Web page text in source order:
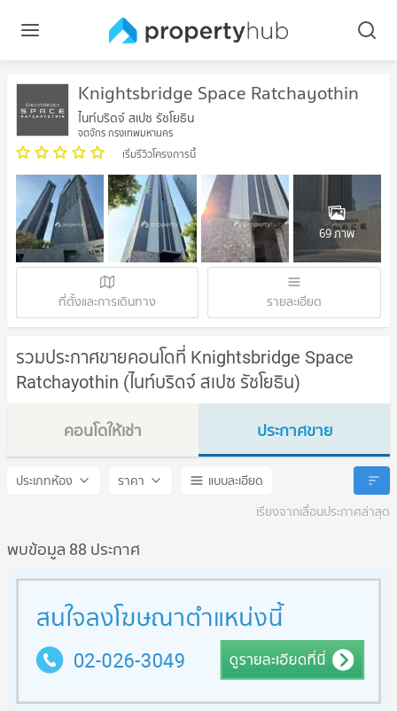
Knightsbridge Space Ratchayothin
ไนท์บริดจ์ สเปซ รัชโยธิน
จตุจักร กรุงเทพมหานคร
เริ่มรีวิวโครงการนี้
69 ภาพ
ที่ตั้งและการเดินทาง รายละเอียด
รวมประกาศขายคอนโดที่ Knightsbridge Space
Ratchayothin (ไนท์บริดจ์ สเปซ รัชโยธิน)
คอนโดให้เช่า
Knightsbridge Space Ratchayothin
ประกาศขาย
Knightsbridge Space
ประเภทห้อง ราคา
แบบละเอียด
เรียงจากเลื่อนประกาศล่าสุด
พบข้อมูล 88 ประกาศ